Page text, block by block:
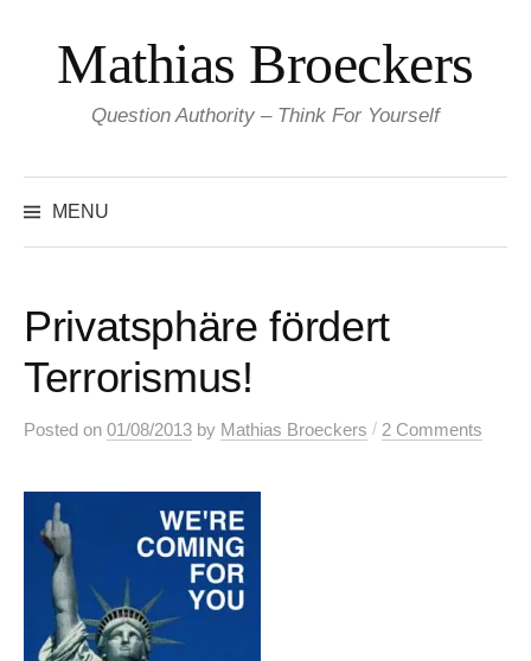
content
Mathias Broeckers
Question Authority – Think For Yourself
MENU
Privatsphäre fördert
Terrorismus!
Posted on 01/08/2013 by Mathias Broeckers / 2 Comments